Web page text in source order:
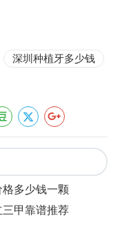
深圳种植牙多少钱
多少钱一颗
甲靠谱推荐